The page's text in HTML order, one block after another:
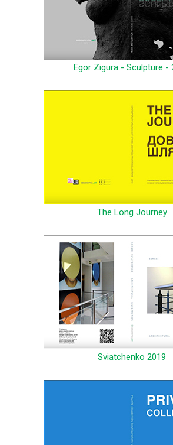
Egor Zigura - Sculpture -
The Long Journey
Sviatchenko 2019